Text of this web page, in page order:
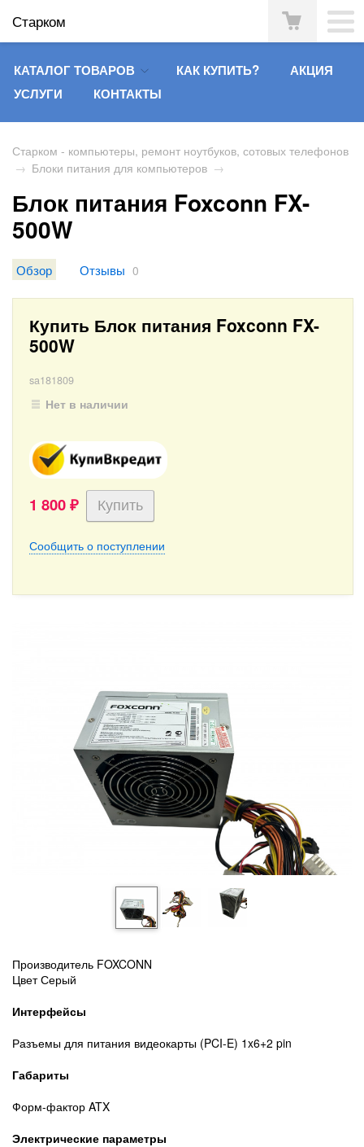
Старком
КАТАЛОГ ТОВАРОВ КАК КУПИТЬ?
АКЦИЯ
УСЛУГИ
КОНТАКТЫ
Старком - компьютеры, ремонт ноутбуков, сотовых телефонов
→ Блоки питания для компьютеров →
Блок питания Foxconn FX-
500W
Обзор Отзывы 0
Купить Блок питания Foxconn FX-
500W
sa181809
Нет в наличии
1 800 ₽
Сообщить о поступлении
Производитель FOXCONN
Цвет Серый
Интерфейсы
Разъемы для питания видеокарты (PCI-E) 1x6+2 pin
Габариты
Форм-фактор ATX
Электрические параметры